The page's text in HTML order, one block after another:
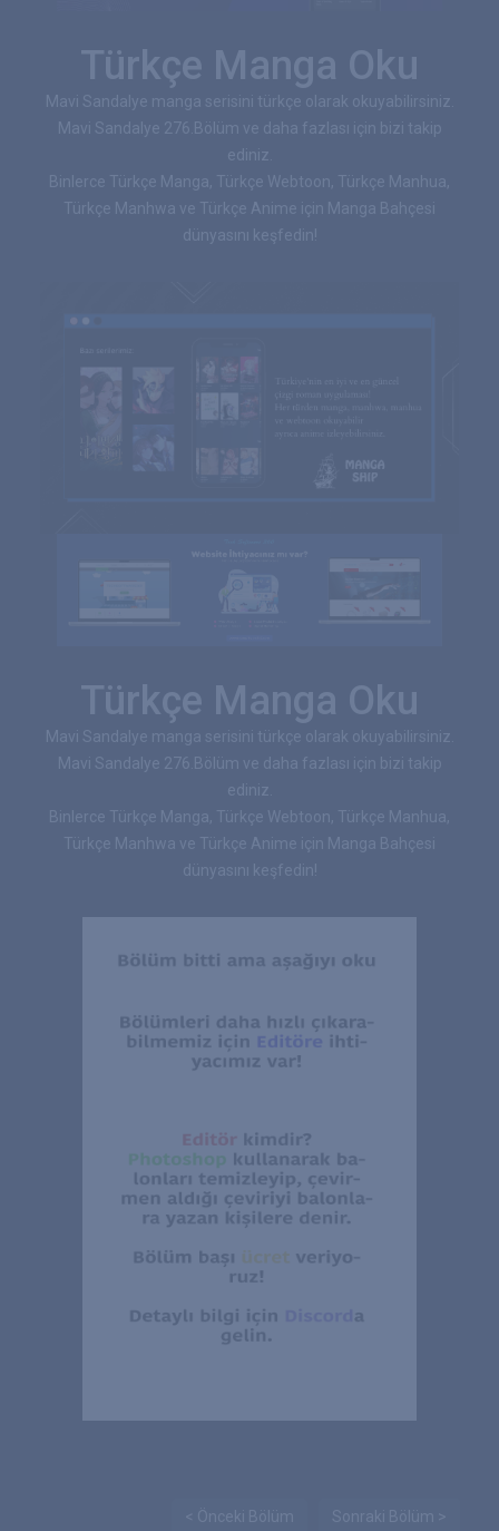
Türkçe Manga Oku
Mavi Sandalye manga serisini türkçe olarak okuyabilirsiniz.
Mavi Sandalye 276.Bölüm ve daha fazlası için bizi takip
ediniz.
Binlerce Türkçe Manga, Türkçe Webtoon, Türkçe Manhua,
Türkçe Manhwa ve Türkçe Anime için Manga Bahçesi
dünyasını keşfedin!
Türkçe Manga Oku
Mavi Sandalye manga serisini türkçe olarak okuyabilirsiniz.
Mavi Sandalye 276.Bölüm ve daha fazlası için bizi takip
ediniz.
Binlerce Türkçe Manga, Türkçe Webtoon, Türkçe Manhua,
Türkçe Manhwa ve Türkçe Anime için Manga Bahçesi
dünyasını keşfedin!